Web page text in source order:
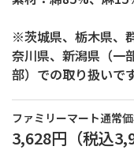
※茨城県、栃木県、
奈川県、新潟県（一
部）での取り扱いです
ファミリーマート通常
3,628円 （税込